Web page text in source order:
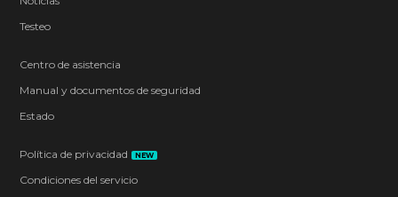
Testeo
Centro de asistencia
Manual y documentos de seguridad
Estado
Política de privacidad NEW
Condiciones del servicio